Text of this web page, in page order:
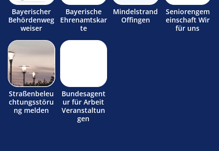
Bayerischer
Behördenweg
weiser
Bayerische
Ehrenamtskar
te
Mindelstrand
Offingen
Seniorengem
einschaft Wir
für uns
Straßenbeleu
chtungsstöru
ng melden
Bundesagent
ur für Arbeit
Veranstaltun
gen